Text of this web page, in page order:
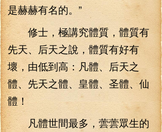
是赫赫有名的。”
修士，極講究體質，體質有
先天、后天之說，體質有好有
壞，由低到高：凡體、后天之
體、先天之體、皇體、圣體、仙
體！
凡體世間最多，蕓蕓眾生的